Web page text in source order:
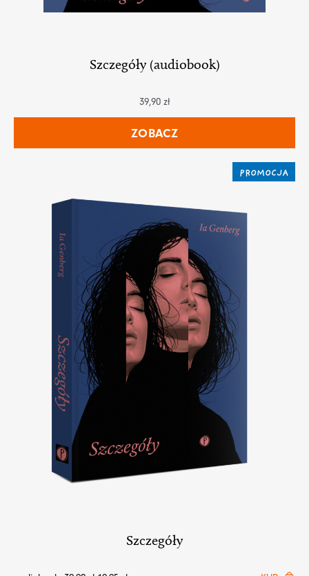
Szczegóły (audiobook)
39,90 zł
ZOBACZ
PROMOCJA
Szczegóły